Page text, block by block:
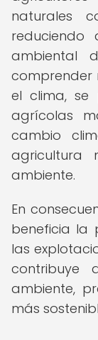
naturales
ambiental
comprender
el clima, se
agrícolas
cambio
agricultura
ambiente.
En
beneficia la
las
contribuye
ambiente,
más